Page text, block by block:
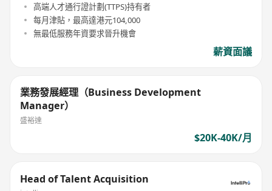
高端人才通行證計劃(TTPS)持有者
每月津貼，最高達港元104,000
無最低服務年資要求晉升機會
薪資面議
業務發展經理（Business Development
Manager）
盛裕達
$20K-40K/月
Head of Talent Acquisition